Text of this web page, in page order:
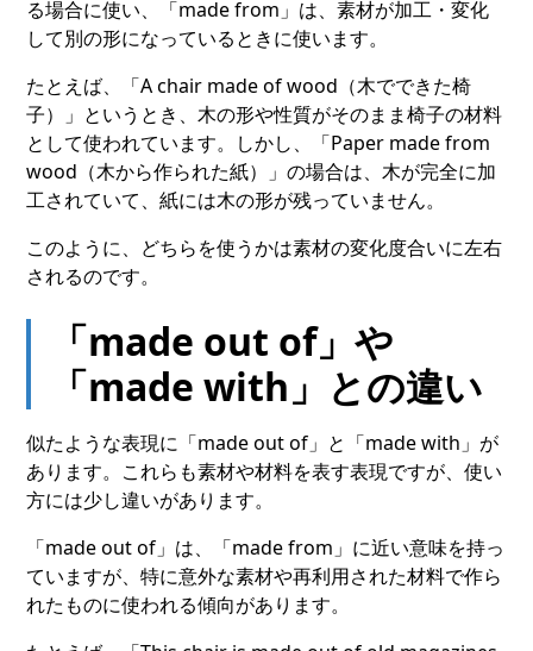
る場合に使い、「made from」は、素材が加工・変化
して別の形になっているときに使います。
たとえば、「A chair made of wood（木でできた椅
子）」というとき、木の形や性質がそのまま椅子の材料
として使われています。しかし、「Paper made from
wood（木から作られた紙）」の場合は、木が完全に加
工されていて、紙には木の形が残っていません。
このように、どちらを使うかは素材の変化度合いに左右
されるのです。
「made out of」や
「made with」との違い
似たような表現に「made out of」と「made with」が
あります。これらも素材や材料を表す表現ですが、使い
方には少し違いがあります。
「made out of」は、「made from」に近い意味を持っ
ていますが、特に意外な素材や再利用された材料で作ら
れたものに使われる傾向があります。